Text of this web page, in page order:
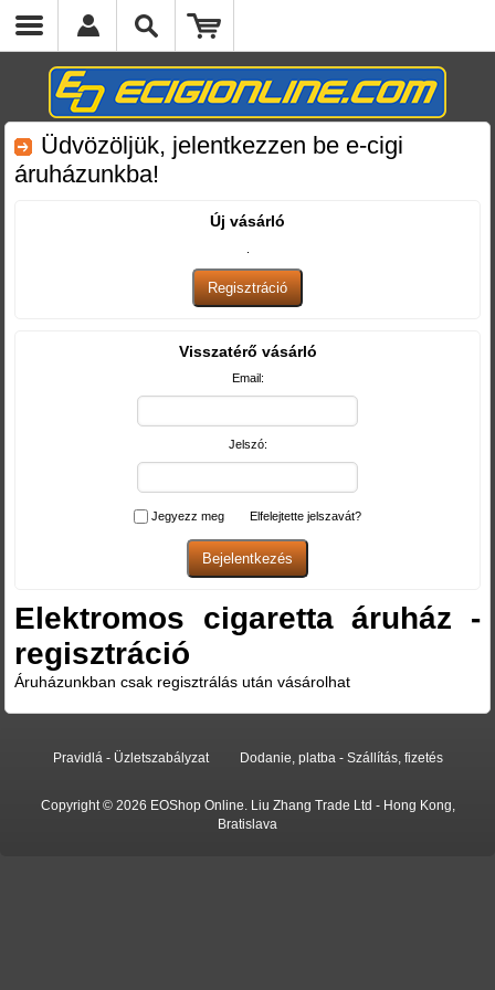
Üdvözöljük, jelentkezzen be e-cigi
áruházunkba!
Új vásárló
Visszatérő vásárló
Email:
Jelszó:
Jegyezz meg Elfelejtette jelszavát?
Elektromos cigaretta áruház -
regisztráció
Áruházunkban csak regisztrálás után vásárolhat
Pravidlá - Üzletszabályzat Dodanie, platba - Szállítás, fizetés
Copyright © 2026 EOShop Online. Liu Zhang Trade Ltd - Hong Kong,
Bratislava